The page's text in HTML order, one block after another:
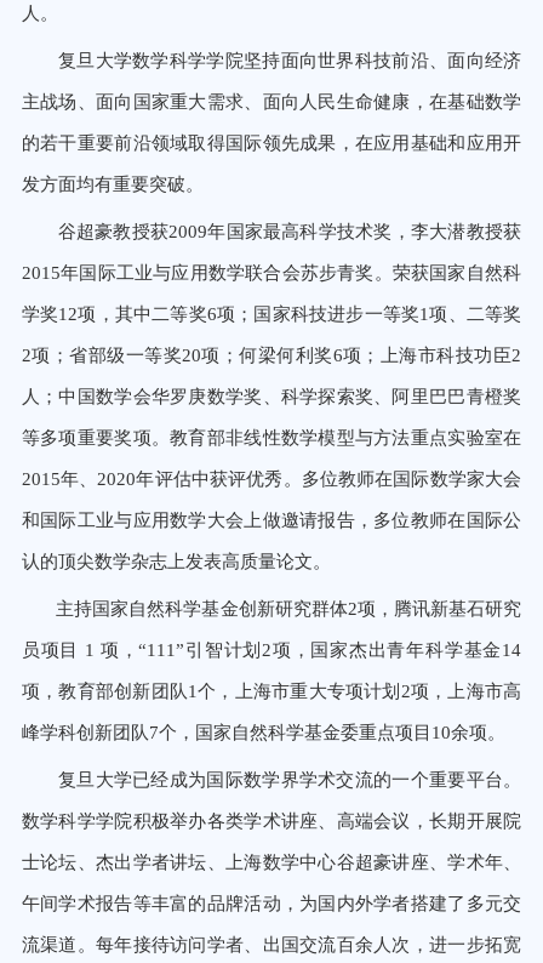
人。
复旦大学数学科学学院坚持面向世界科技前沿、面向经济
主战场、面向国家重大需求、面向人民生命健康，在基础数学
的若干重要前沿领域取得国际领先成果，在应用基础和应用开
发方面均有重要突破。
谷超豪教授获2009年国家最高科学技术奖，李大潜教授获
2015年国际工业与应用数学联合会苏步青奖。荣获国家自然科
学奖12项，其中二等奖6项；国家科技进步一等奖1项、二等奖
2项；省部级一等奖20项；何梁何利奖6项；上海市科技功臣2
人；中国数学会华罗庚数学奖、科学探索奖、阿里巴巴青橙奖
等多项重要奖项。教育部非线性数学模型与方法重点实验室在
2015年、2020年评估中获评优秀。多位教师在国际数学家大会
和国际工业与应用数学大会上做邀请报告，多位教师在国际公
认的顶尖数学杂志上发表高质量论文。
主持国家自然科学基金创新研究群体2项，腾讯新基石研究
员项目 1 项，“111”引智计划2项，国家杰出青年科学基金14
项，教育部创新团队1个，上海市重大专项计划2项，上海市高
峰学科创新团队7个，国家自然科学基金委重点项目10余项。
复旦大学已经成为国际数学界学术交流的一个重要平台。
数学科学学院积极举办各类学术讲座、高端会议，长期开展院
士论坛、杰出学者讲坛、上海数学中心谷超豪讲座、学术年、
午间学术报告等丰富的品牌活动，为国内外学者搭建了多元交
流渠道。每年接待访问学者、出国交流百余人次，进一步拓宽